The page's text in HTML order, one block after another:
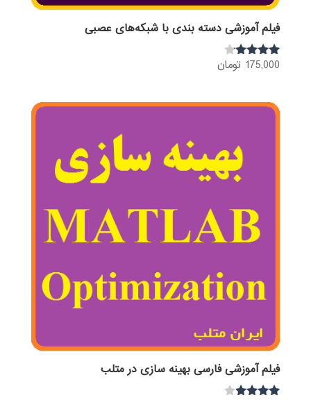
فیلم آموزشی دسته بندی با شبکه‌های عصبی
نمره
175,000 تومان
فیلم آموزشی فارسی بهینه سازی در متلب